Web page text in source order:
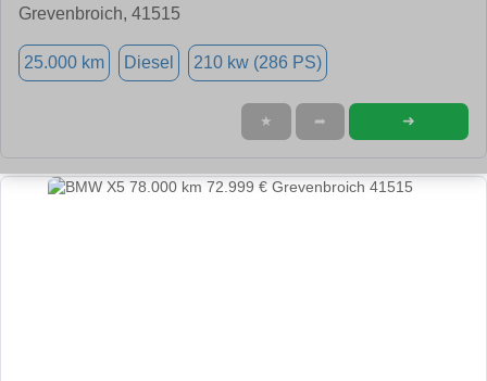
Grevenbroich, 41515
25.000 km Diesel 210 kw (286 PS)
★ ➦ ➜